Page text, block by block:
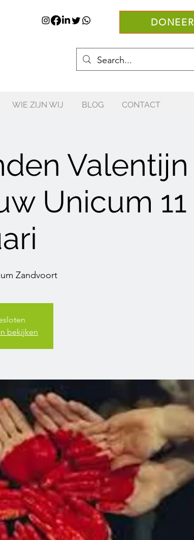
WIE ZIJN WIJ BLOG CONTACT
DONEER
Valentijn
Unicum 11
Zandvoort
bekijken